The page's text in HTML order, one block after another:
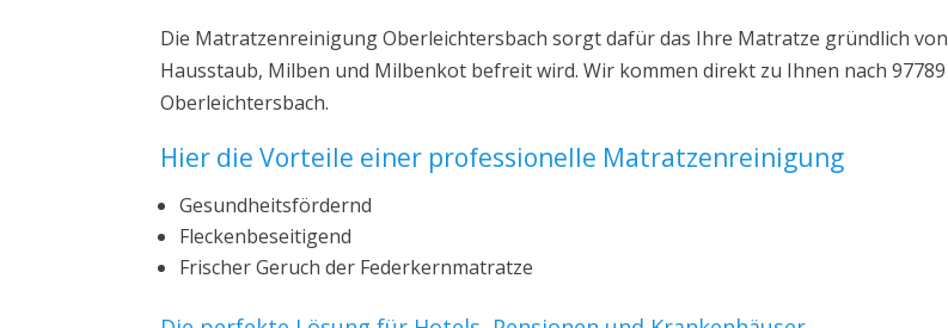
Die Matratzenreinigung Oberleichtersbach sorgt dafür das Ihre Matratze gründlich von
Hausstaub, Milben und Milbenkot befreit wird. Wir kommen direkt zu Ihnen nach 97789
Oberleichtersbach.
Hier die Vorteile einer professionelle Matratzenreinigung
Gesundheitsfördernd
Fleckenbeseitigend
Frischer Geruch der Federkernmatratze